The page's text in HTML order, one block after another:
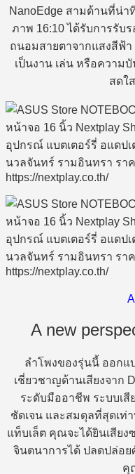
NanoEdge สามด้านที่น่า
ภาพ 16:10 ได้รับการรับ
ถนอมสายตาจากแสงสีฟ้
เป็นงาน เล่น หรือความ
สดใ
A new
ลำโพงของรุ่นนี้ ออกแ
เชี่ยวชาญด้านเสียงจาก
ระดับมืออาชีพ ระบบเ
ชัดเจน และสมดุลที่สุดเ
แท็บเล็ต คุณจะได้ยินเสีย
จินตนาการได้ ปลดปล่อ
คุ